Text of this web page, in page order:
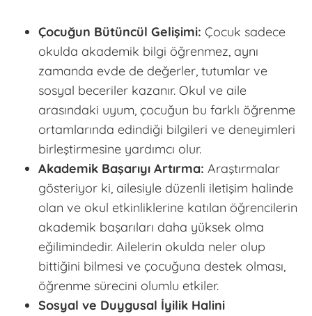
Çocuğun Bütüncül Gelişimi: Çocuk sadece
okulda akademik bilgi öğrenmez, aynı
zamanda evde de değerler, tutumlar ve
sosyal beceriler kazanır. Okul ve aile
arasındaki uyum, çocuğun bu farklı öğrenme
ortamlarında edindiği bilgileri ve deneyimleri
birleştirmesine yardımcı olur.
Akademik Başarıyı Artırma: Araştırmalar
gösteriyor ki, ailesiyle düzenli iletişim halinde
olan ve okul etkinliklerine katılan öğrencilerin
akademik başarıları daha yüksek olma
eğilimindedir. Ailelerin okulda neler olup
bittiğini bilmesi ve çocuğuna destek olması,
öğrenme sürecini olumlu etkiler.
Sosyal ve Duygusal İyilik Halini